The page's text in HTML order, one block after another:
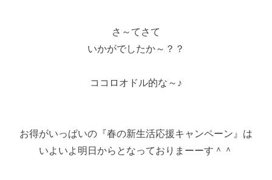
さ～てさて
いかがでしたか～？？
ココロオドル的な～♪
お得がいっぱいの『春の新生活応援キャンペーン』は
いよいよ明日からとなっておりまーーす＾＾